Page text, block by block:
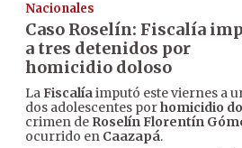
Nacionales
Caso Roselín: Fiscalía
a tres detenidos por
homicidio doloso
LaFiscalíaimputó este viernes a
dos adolescentes porhomicidio
crimen de Roselín Florentín
ocurrido en Caazapá.